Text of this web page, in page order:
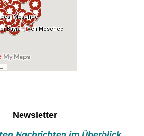
Newsletter
Nachrichten im Überblick